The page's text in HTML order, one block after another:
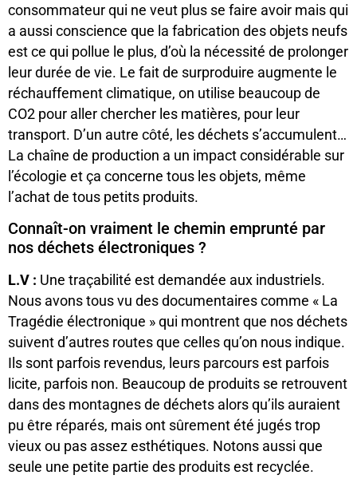
consommateur qui ne veut plus se faire avoir mais qui
a aussi conscience que la fabrication des objets neufs
est ce qui pollue le plus, d’où la nécessité de prolonger
leur durée de vie. Le fait de surproduire augmente le
réchauffement climatique, on utilise beaucoup de
CO2 pour aller chercher les matières, pour leur
transport. D’un autre côté, les déchets s’accumulent…
La chaîne de production a un impact considérable sur
l’écologie et ça concerne tous les objets, même
l’achat de tous petits produits.
Connaît-on vraiment le chemin emprunté par
nos déchets électroniques ?
L.V : Une traçabilité est demandée aux industriels.
Nous avons tous vu des documentaires comme « La
Tragédie électronique » qui montrent que nos déchets
suivent d’autres routes que celles qu’on nous indique.
Ils sont parfois revendus, leurs parcours est parfois
licite, parfois non. Beaucoup de produits se retrouvent
dans des montagnes de déchets alors qu’ils auraient
pu être réparés, mais ont sûrement été jugés trop
vieux ou pas assez esthétiques. Notons aussi que
seule une petite partie des produits est recyclée.